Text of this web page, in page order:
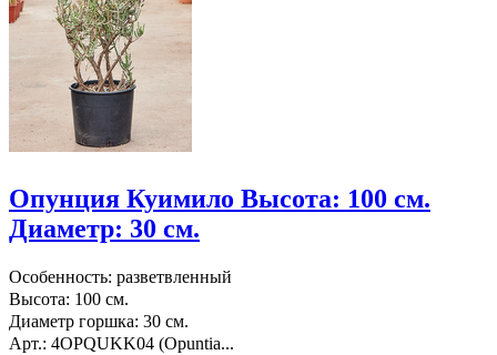
Опунция Куимило Высота: 100 см.
Диаметр: 30 см.
Особенность: разветвленный
Высота: 100 см.
Диаметр горшка: 30 см.
Арт.: 4OPQUKK04 (Opuntia...